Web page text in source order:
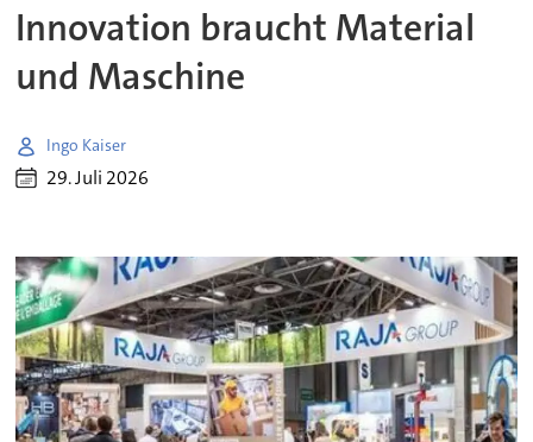
Innovation braucht Material
und Maschine
Ingo Kaiser
29. Juli 2026